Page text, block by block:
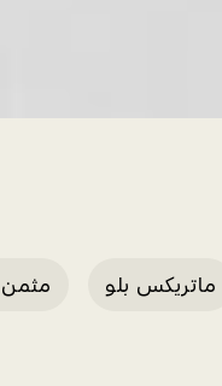
ماتريكس بلو